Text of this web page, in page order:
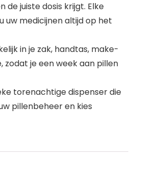
juiste dosis krijgt. Elke
uw medicijnen altijd op het
in je zak, handtas, make-
zodat je een week aan pillen
torenachtige dispenser die
pillenbeheer en kies